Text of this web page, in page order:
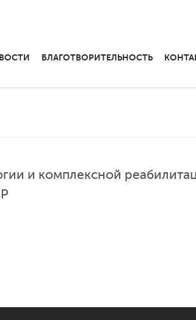
БЛАГОТВОРИТЕЛЬНОСТЬ
и комплексной